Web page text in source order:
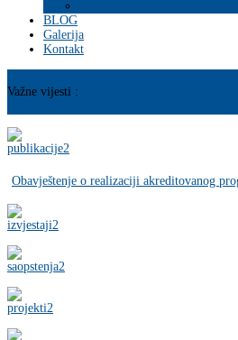
BLOG
Galerija
Kontakt
Važne vijesti :
Obavještenje o realizaciji akreditovanog